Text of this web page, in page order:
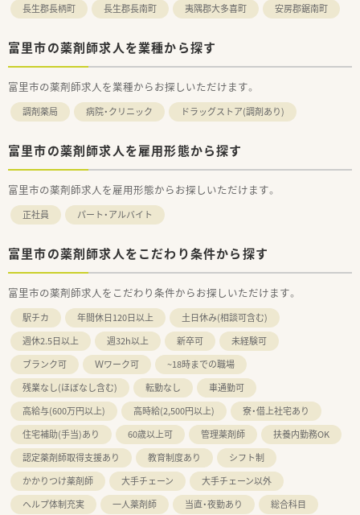
長生郡長柄町
長生郡長南町 夷隅郡大多喜町 安房郡鋸南町
富里市の薬剤師求人を業種から探す
富里市の薬剤師求人を業種からお探しいただけます。
調剤薬局 病院・クリニック ドラッグストア(調剤あり)
富里市の薬剤師求人を雇用形態から探す
富里市の薬剤師求人を雇用形態からお探しいただけます。
正社員 パート・アルバイト
富里市の薬剤師求人をこだわり条件から探す
富里市の薬剤師求人をこだわり条件からお探しいただけます。
駅チカ 年間休日120日以上
土日休み(相談可含む)
週休2.5日以上
週32h以上 新卒可
未経験可
ブランク可
Ｗワーク可
~18時までの職場
残業なし(ほぼなし含む)
転勤なし
車通勤可
高給与(600万円以上)
高時給(2,500円以上)
寮・借上社宅あり
住宅補助(手当)あり
60歳以上可 管理薬剤師
扶養内勤務OK
認定薬剤師取得支援あり
教育制度あり
シフト制
かかりつけ薬剤師
大手チェーン
大手チェーン以外
ヘルプ体制充実
一人薬剤師 当直・夜勤あり
総合科目